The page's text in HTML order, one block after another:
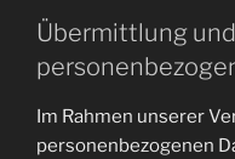
Übermittlung
Im Rahmen unserer
personenbezogenen